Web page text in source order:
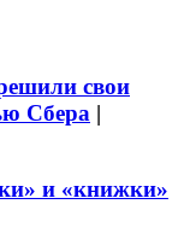
свои
Сбера |
и «книжки»